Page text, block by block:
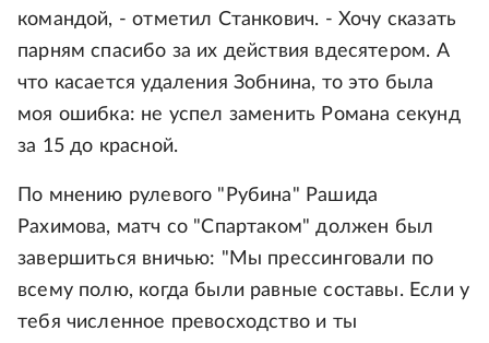
командой, - отметил Станкович. - Хочу сказать
парням спасибо за их действия вдесятером. А
что касается удаления Зобнина, то это была
моя ошибка: не успел заменить Романа секунд
за 15 до красной.
По мнению рулевого "Рубина" Рашида
Рахимова, матч со "Спартаком" должен был
завершиться вничью: "Мы прессинговали по
всему полю, когда были равные составы. Если у
тебя численное превосходство и ты